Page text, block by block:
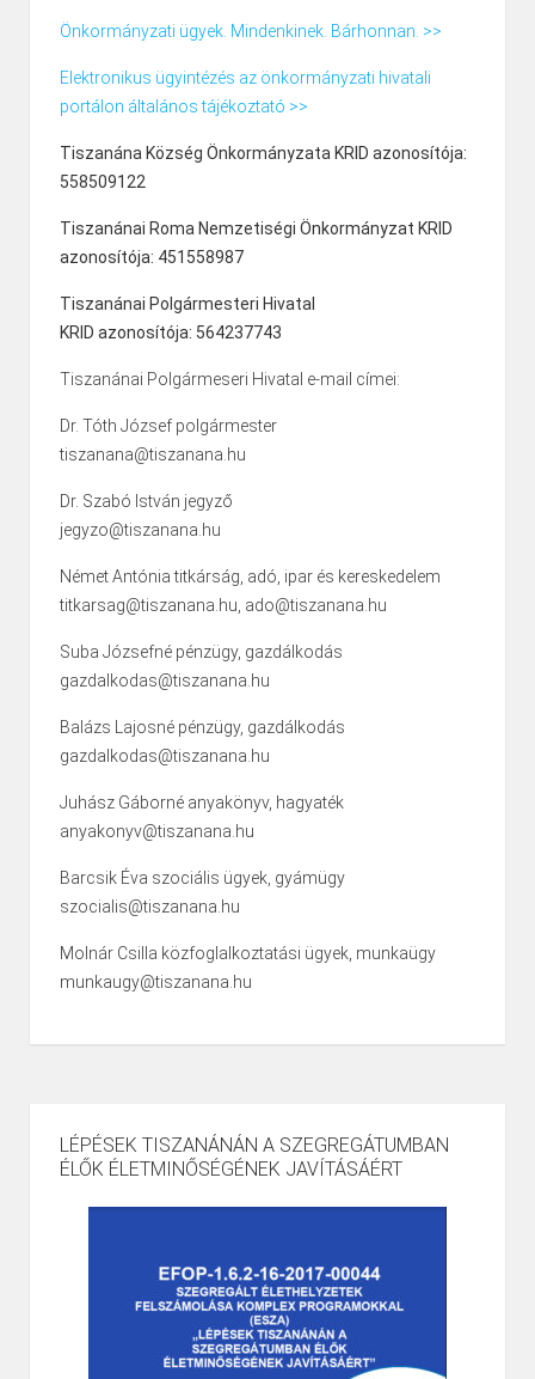
Önkormányzati ügyek. Mindenkinek. Bárhonnan. >>
Elektronikus ügyintézés az önkormányzati hivatali
portálon általános tájékoztató >>
Tiszanána Község Önkormányzata KRID azonosítója:
558509122
Tiszanánai Roma Nemzetiségi Önkormányzat KRID
azonosítója: 451558987
Tiszanánai Polgármesteri Hivatal
KRID azonosítója: 564237743
Tiszanánai Polgármeseri Hivatal e-mail címei:
Dr. Tóth József polgármester
tiszanana@tiszanana.hu
Dr. Szabó István jegyző
jegyzo@tiszanana.hu
Német Antónia titkárság, adó, ipar és kereskedelem
titkarsag@tiszanana.hu, ado@tiszanana.hu
Suba Józsefné pénzügy, gazdálkodás
gazdalkodas@tiszanana.hu
Balázs Lajosné pénzügy, gazdálkodás
gazdalkodas@tiszanana.hu
Juhász Gáborné anyakönyv, hagyaték
anyakonyv@tiszanana.hu
Barcsik Éva szociális ügyek, gyámügy
szocialis@tiszanana.hu
Molnár Csilla közfoglalkoztatási ügyek, munkaügy
munkaugy@tiszanana.hu
LÉPÉSEK TISZANÁNÁN A SZEGREGÁTUMBAN
ÉLŐK ÉLETMINŐSÉGÉNEK JAVÍTÁSÁÉRT